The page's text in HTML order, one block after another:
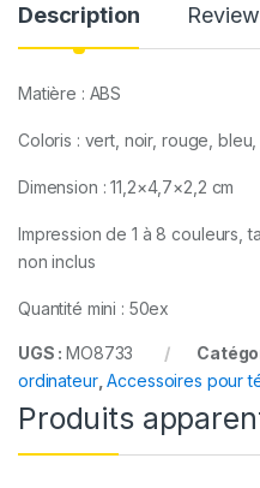
Description
Matière : ABS
Coloris : vert, noir, rouge,
Dimension :11,2×4,7×2,2 cm
Impression de 1 à 8 couleurs,
non inclus
Quantité mini : 50ex
UGS :MO8733
ordinateur,Accessoires pour
Produits